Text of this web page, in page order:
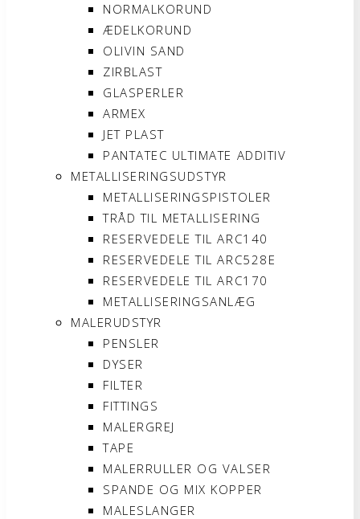
NORMALKORUND
ÆDELKORUND
OLIVIN SAND
ZIRBLAST
GLASPERLER
ARMEX
JET PLAST
PANTATEC ULTIMATE ADDITIV
METALLISERINGSUDSTYR
METALLISERINGSPISTOLER
TRÅD TIL METALLISERING
RESERVEDELE TIL ARC140
RESERVEDELE TIL ARC528E
RESERVEDELE TIL ARC170
METALLISERINGSANLÆG
MALERUDSTYR
PENSLER
DYSER
FILTER
FITTINGS
MALERGREJ
TAPE
MALERRULLER OG VALSER
SPANDE OG MIX KOPPER
MALESLANGER